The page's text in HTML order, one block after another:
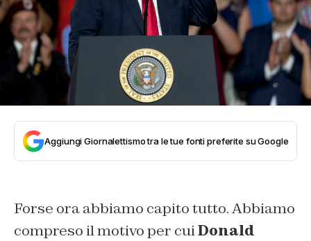
Aggiungi Giornalettismo tra le tue fonti preferite su Google
Forse ora abbiamo capito tutto. Abbiamo
compreso il motivo per cuiDonald